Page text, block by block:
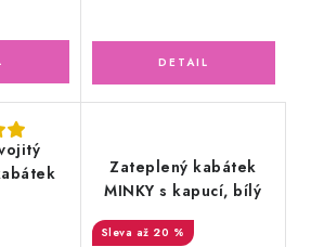
Zateplený kabátek
MINKY s kapucí, bílý
až 20 %